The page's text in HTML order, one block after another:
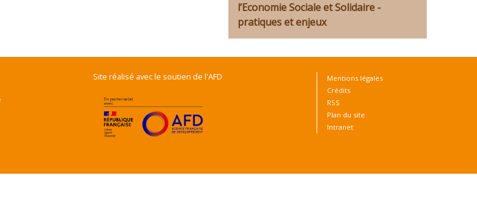
l’Economie Sociale et Solidaire -
pratiques et enjeux
Site réalisé avec le soutien de l'AFD
Mentions légales
Crédits
RSS
Plan du site
Intranet